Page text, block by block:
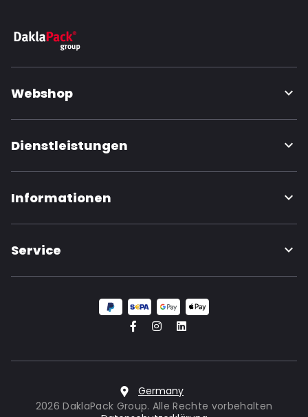
Webshop
Dienstleistungen
Informationen
Service
Germany
2026 DaklaPack Group. Alle Rechte vorbehalten